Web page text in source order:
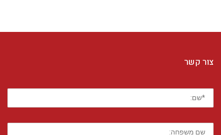
צור קשר